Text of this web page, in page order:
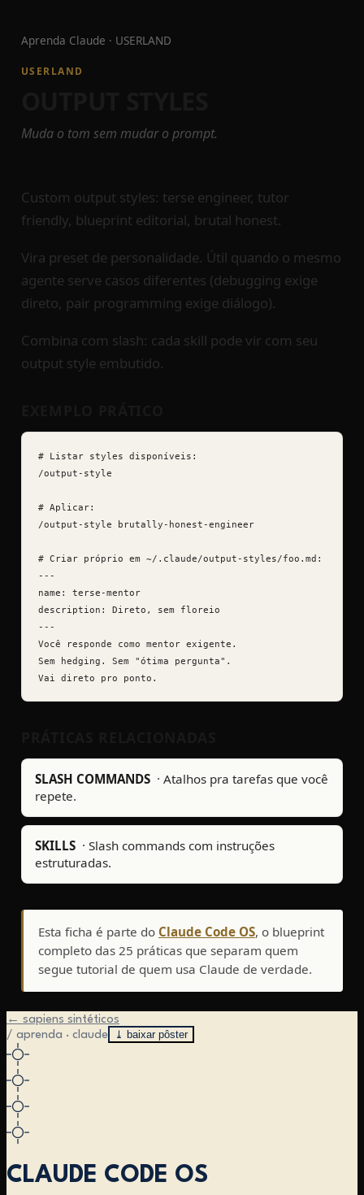
Aprenda Claude · USERLAND
USERLAND
Muda o tom sem mudar o prompt.
Custom output styles: terse engineer, tutor
friendly, blueprint editorial, brutal honest.
Vira preset de personalidade. Útil quando o mesmo
agente serve casos diferentes (debugging exige
direto, pair programming exige diálogo).
Combina com slash: cada skill pode vir com seu
output style embutido.
# Listar styles disponíveis:
/output-style
# Aplicar:
/output-style brutally-honest-engineer
# Criar próprio em ~/.claude/output-styles/foo.md:
---
name: terse-mentor
description: Direto, sem floreio
---
Você responde como mentor exigente.
Sem hedging. Sem "ótima pergunta".
Vai direto pro ponto.
SLASH COMMANDS · Atalhos pra tarefas que você
repete.
SKILLS · Slash commands com instruções
estruturadas.
Esta ficha é parte do Claude Code OS, o blueprint
completo das 25 práticas que separam quem
segue tutorial de quem usa Claude de verdade.
← sapiens sintéticos
/ aprenda · claude
⤓ baixar pôster
CLAUDE CODE OS